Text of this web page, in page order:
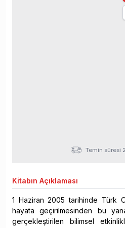
Temin süresi
Kitabın Açıklaması
1 Haziran 2005 tarihinde Türk
hayata geçirilmesinden bu
gerçekleştirilen bilimsel